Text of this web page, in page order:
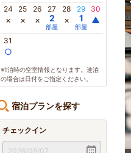
24
×
25
×
26
×
27
2
部屋
28
×
29
1
部屋
30
▲
31
○
※1泊時の空室情報となります。連泊
の場合は日付をご指定ください。
宿泊プランを探す
チェックイン